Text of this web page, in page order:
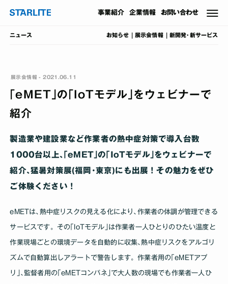
事業紹介 企業情報 お問い合わせ
ニュース お知らせ 展示会情報 新開発･新サービス
展示会情報 - 2021.06.11
｢eMET｣の｢IoTモデル｣をウェビナーで
紹介
製造業や建設業など作業者の熱中症対策で導入台数
1000台以上､｢eMET｣の｢IoTモデル｣をウェビナーで
紹介､猛暑対策展(福岡･東京)にも出展！その魅力をぜひ
ご体験ください！
eMETは､熱中症リスクの見える化により､作業者の体調が管理できる
サービスです。その｢IoTモデル｣は作業者一人ひとりのひたい温度と
作業現場ごとの環境データを自動的に収集､熱中症リスクをアルゴリ
ズムで自動算出しアラートで警告します。作業者用の｢eMETアプ
リ｣､監督者用の｢eMETコンパネ｣で大人数の現場でも作業者一人ひ